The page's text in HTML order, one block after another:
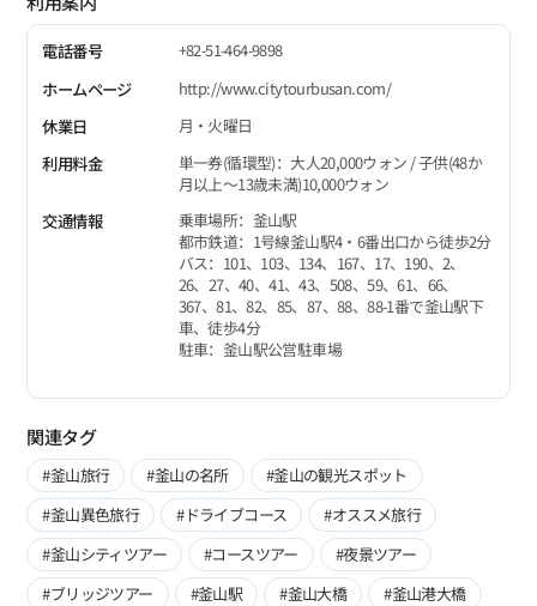
電話番号
+82-51-464-9898
ホームページ
http://www.citytourbusan.com/
休業日
月・火曜日
利用料金
単一券(循環型)：大人20,000ウォン / 子供(48か
月以上～13歳未満)10,000ウォン
交通情報
乗車場所：釜山駅
都市鉄道：1号線釜山駅4・6番出口から徒歩2分
バス：101、103、134、167、17、190、2、
26、27、40、41、43、508、59、61、66、
367、81、82、85、87、88、88-1番で釜山駅下
車、徒歩4分
駐車：釜山駅公営駐車場
関連タグ
#釜山旅行 #釜山の名所
#釜山の観光スポット
#釜山異色旅行
#ドライブコース
#オススメ旅行
#釜山シティツアー
#コースツアー
#夜景ツアー
#ブリッジツアー
#釜山駅 #釜山大橋
#釜山港大橋